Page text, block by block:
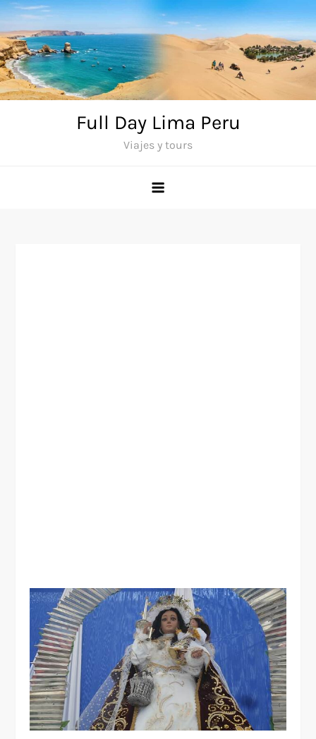
Saltar
al
contenido
Full Day Lima Peru
Viajes y tours